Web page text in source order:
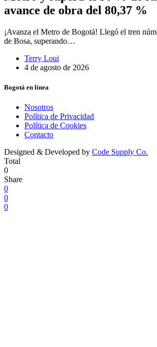
avance de obra del 80,37 %
¡Avanza el Metro de Bogotá! Llegó el tren
de Bosa, superando…
Terry Loui
4 de agosto de 2026
Bogotá en línea
Nosotros
Política de Privacidad
Política de Cookies
Contacto
Designed & Developed by Code Supply Co.
Total
0
Share
0
0
0